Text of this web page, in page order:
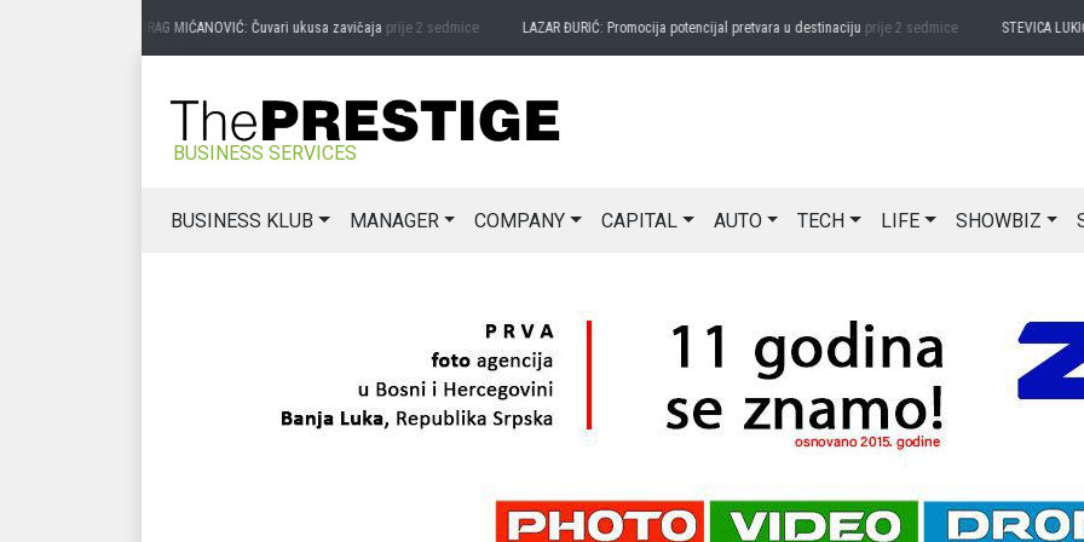
PREDRAG MIĆANOVIĆ: Čuvari ukusa zavičajaprije 2 sedmice LAZAR ĐURIĆ: Promocija potencijal pretvara u destinacijuprije 2 sedmice STEVICA
BUSINESS SERVICES
BUSINESS KLUB MANAGER COMPANY CAPITAL AUTO TECH LIFE SHOWBIZ